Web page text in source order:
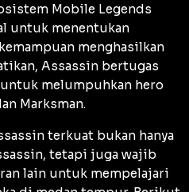
Mobile Legends
untuk menentukan
menghasilkan
Assassin bertugas
melumpuhkan hero
Marksman.
terkuat bukan hanya
tetapi juga wajib
lain untuk mempelajari